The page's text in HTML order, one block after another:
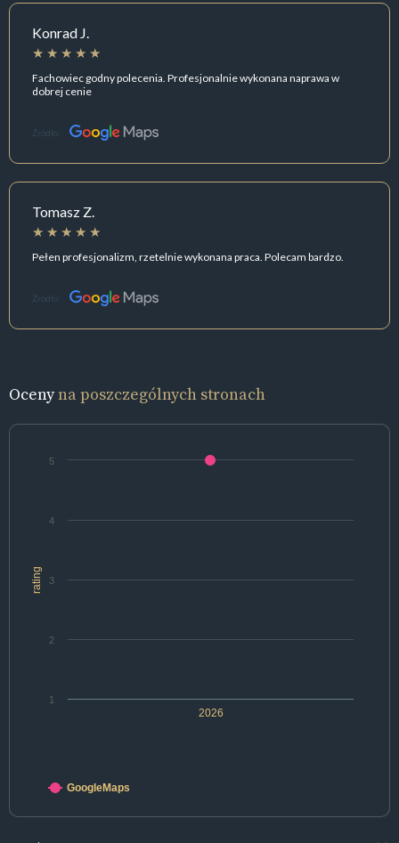
Konrad J.
Fachowiec godny polecenia. Profesjonalnie wykonana naprawa w
dobrej cenie
Źródło:
Tomasz Z.
Pełen profesjonalizm, rzetelnie wykonana praca. Polecam bardzo.
Źródło:
Ocenyna poszczególnych stronach
rating
2026
1
2
3
4
5
GoogleMaps